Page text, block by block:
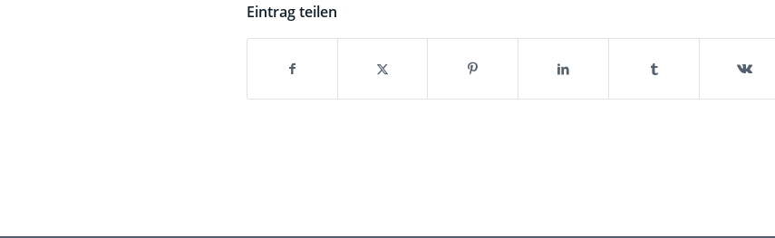
Eintrag teilen